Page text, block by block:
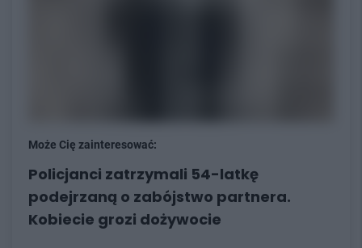
Może Cię zainteresować:
Policjanci zatrzymali 54-latkę
podejrzaną o zabójstwo partnera.
Kobiecie grozi dożywocie